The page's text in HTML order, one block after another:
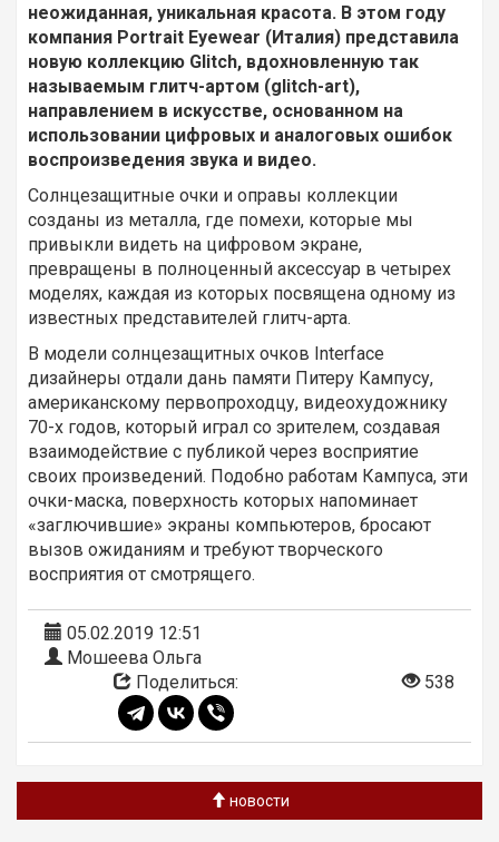
неожиданная, уникальная красота. В этом году
компания Portrait Eyewear (Италия) представила
новую коллекцию Glitch, вдохновленную так
называемым глитч-артом (glitch-art),
направлением в искусстве, основанном на
использовании цифровых и аналоговых ошибок
воспроизведения звука и видео.
Солнцезащитные очки и оправы коллекции
созданы из металла, где помехи, которые мы
привыкли видеть на цифровом экране,
превращены в полноценный аксессуар в четырех
моделях, каждая из которых посвящена одному из
известных представителей глитч-арта.
В модели солнцезащитных очков Interface
дизайнеры отдали дань памяти Питеру Кампусу,
американскому первопроходцу, видеохудожнику
70-х годов, который играл со зрителем, создавая
взаимодействие с публикой через восприятие
своих произведений. Подобно работам Кампуса, эти
очки-маска, поверхность которых напоминает
«заглючившие» экраны компьютеров, бросают
вызов ожиданиям и требуют творческого
восприятия от смотрящего.
05.02.2019 12:51
Мошеева Ольга
Поделиться:
538
новости